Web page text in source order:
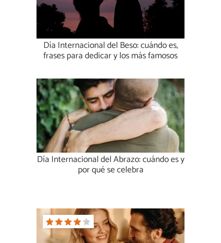
Día Internacional del Beso: cuándo es,
frases para dedicar y los más famosos
Día Internacional del Abrazo: cuándo es y
por qué se celebra